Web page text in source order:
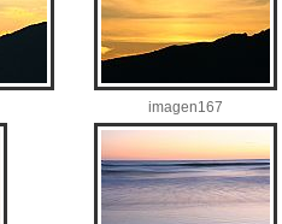
imagen167